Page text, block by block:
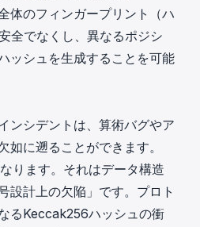
体のフィンガープリント（ハ
全でなくし、異なるポジシ
ッシュを生成することを可能
ンシデントは、算術バグやア
如に遡ることができます。
ります。それはデータ構造
設計上の欠陥」です。プロト
るKeccak256ハッシュの衝